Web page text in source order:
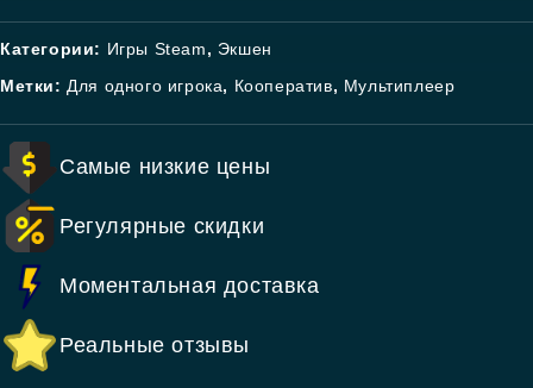
Категории: Игры Steam, Экшен
Метки: Для одного игрока, Кооператив, Мультиплеер
Самые низкие цены
Регулярные скидки
Моментальная доставка
Реальные отзывы